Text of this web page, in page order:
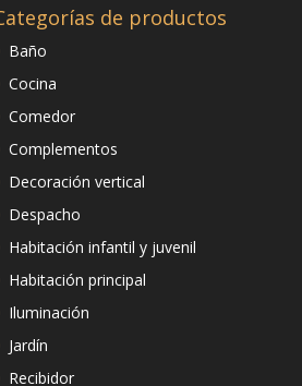
de productos
Baño
Cocina
Comedor
Complementos
Decoración vertical
Despacho
Habitación infantil y juvenil
Habitación principal
Iluminación
Jardín
Recibidor